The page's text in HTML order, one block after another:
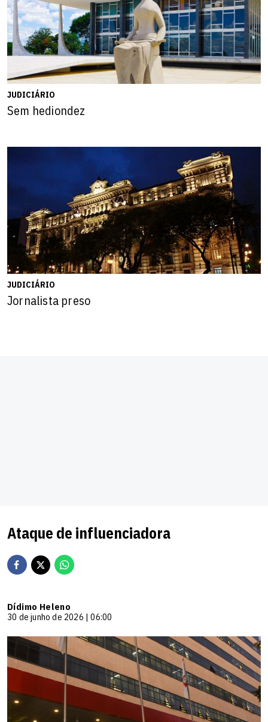
JUDICIÁRIO
Sem hediondez
JUDICIÁRIO
Jornalista preso
Ataque de influenciadora
Dídimo Heleno
30 de junho de 2026 | 06:00